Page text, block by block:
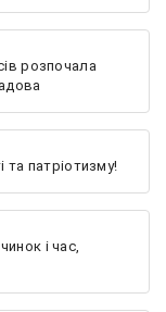
розпочала
та патріотизму!
і час,